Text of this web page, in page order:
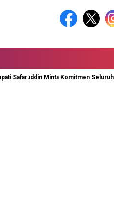
Minta Komitmen Seluruh Pihak